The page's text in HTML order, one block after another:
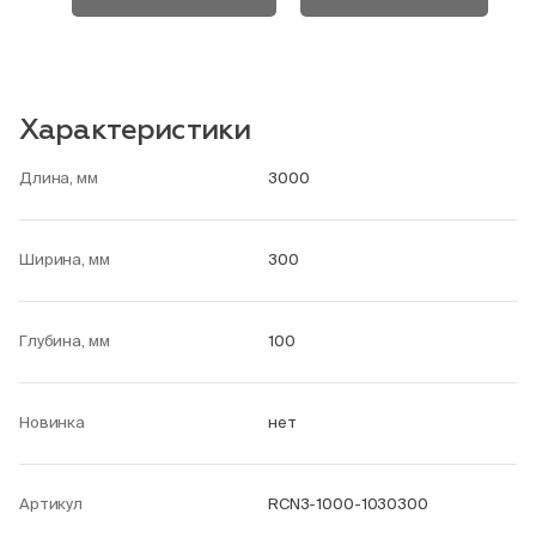
Характеристики
Длина, мм 3000
Ширина, мм 300
Глубина, мм 100
Новинка нет
Артикул RCN3-1000-1030300